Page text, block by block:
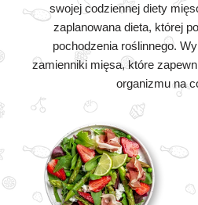
swojej codziennej diety
zaplanowana dieta, której
pochodzenia roślinnego.
zamienniki mięsa, które
organizmu na